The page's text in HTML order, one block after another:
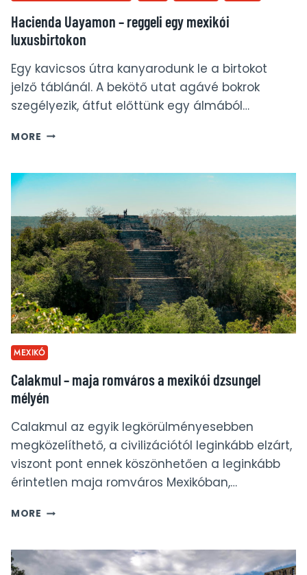
Hacienda Uayamon – reggeli egy mexikói
luxusbirtokon
Egy kavicsos útra kanyarodunk le a birtokot
jelző táblánál. A bekötő utat agávé bokrok
szegélyezik, átfut előttünk egy álmából…
MORE HACIENDA
REGGELI
EGY
MEXIKÓI
LUXUSBIRTOKON
MEXIKÓ
Calakmul – maja romváros a mexikói dzsungel
mélyén
Calakmul az egyik legkörülményesebben
megközelíthető, a civilizációtól leginkább elzárt,
viszont pont ennek köszönhetően a leginkább
érintetlen maja romváros Mexikóban,…
MORE CALAKMUL
ROMVÁROS